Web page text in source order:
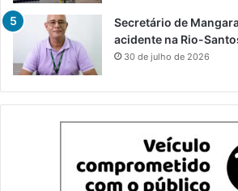
Secretário de
acidente na Rio-
30 de julho de 2026